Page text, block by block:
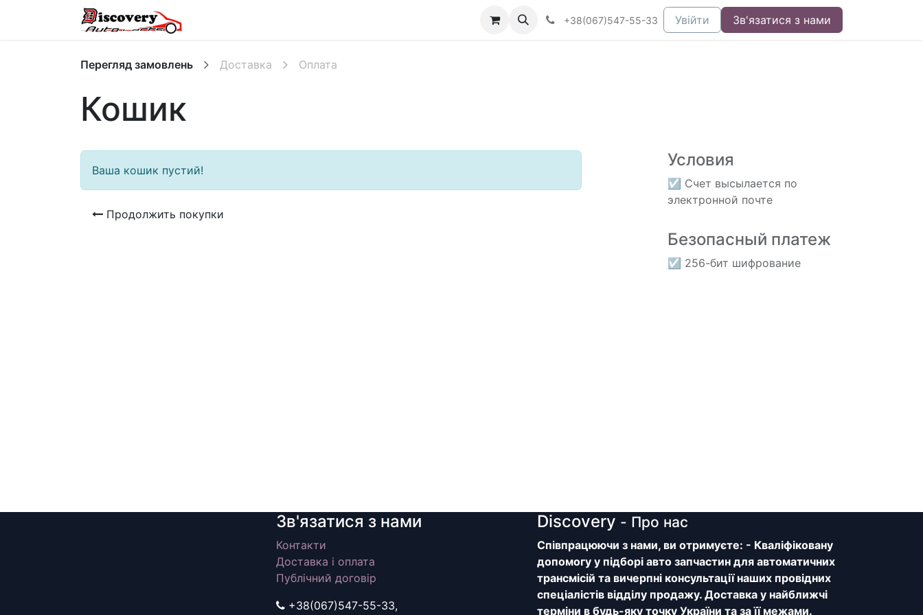
+38(067)547-55-33 Увійти Зв'язатися з нами
Перегляд замовлень Доставка Оплата
Кошик
Ваша кошик пустий!
Продолжить покупки
Условия
☑ Счет высылается по
электронной почте
Безопасный платеж
☑ 256-бит шифрование
Зв'язатися з нами
Контакти
Доставка і оплата
Публічний договір
+38(067)547-55-33,
Discovery - Про нас
Співпрацюючи з нами, ви отримуєте: - Кваліфіковану
допомогу у підборі авто запчастин для автоматичних
трансмісій та вичерпні консультації наших провідних
спеціалістів відділу продажу. Доставка у найближчі
терміни в будь-яку точку України та за її межами.